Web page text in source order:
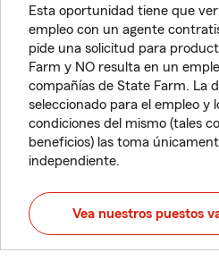
Esta oportunidad tiene que
empleo con un agente
pide una solicitud para
Farm y NO resulta en un
compañías de State Farm. La
seleccionado para el empleo y
condiciones del mismo (tales
beneficios) las toma
independiente.
Vea nuestros puestos